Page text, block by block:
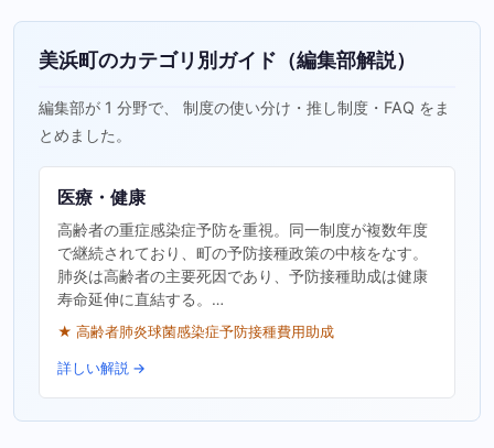
美浜町のカテゴリ別ガイド（編集部解説）
編集部が 1 分野で、 制度の使い分け・推し制度・FAQ をま
とめました。
医療・健康
高齢者の重症感染症予防を重視。同一制度が複数年度
で継続されており、町の予防接種政策の中核をなす。
肺炎は高齢者の主要死因であり、予防接種助成は健康
寿命延伸に直結する。…
★ 高齢者肺炎球菌感染症予防接種費用助成
詳しい解説 →